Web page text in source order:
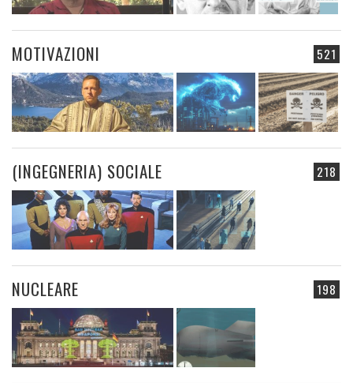
521
MOTIVAZIONI
218
(INGEGNERIA) SOCIALE
198
NUCLEARE